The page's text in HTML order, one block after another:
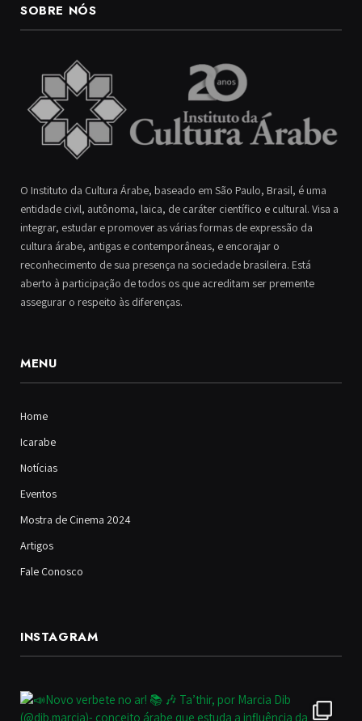
SOBRE NÓS
O Instituto da Cultura Árabe, baseado em São Paulo, Brasil, é uma
entidade civil, autônoma, laica, de caráter científico e cultural. Visa a
integrar, estudar e promover as várias formas de expressão da
cultura árabe, antigas e contemporâneas, e encorajar o
reconhecimento de sua presença na sociedade brasileira. Está
aberto à participação de todos os que acreditam ser premente
assegurar o respeito às diferenças.
MENU
Home
Icarabe
Notícias
Eventos
Mostra de Cinema 2024
Artigos
Fale Conosco
INSTAGRAM